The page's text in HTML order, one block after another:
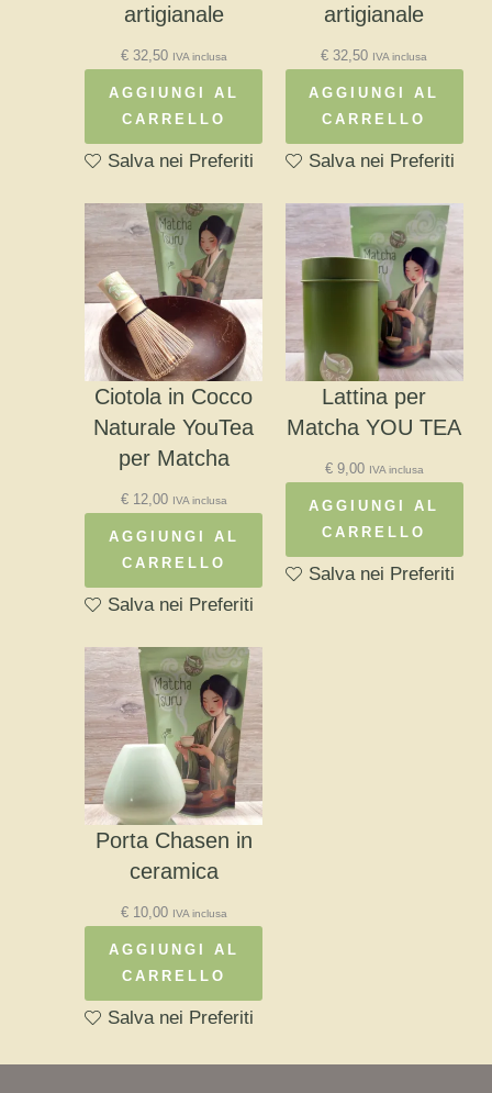
artigianale
€32,50 IVA inclusa
AGGIUNGI AL
CARRELLO
Salva nei Preferiti
artigianale
€ 32,50 IVA inclusa
AGGIUNGI AL
CARRELLO
Salva nei Preferiti
Ciotola in Cocco
Naturale YouTea
per Matcha
€12,00 IVA inclusa
AGGIUNGI AL
CARRELLO
Salva nei Preferiti
Lattina per
Matcha YOU TEA
€9,00 IVA inclusa
AGGIUNGI AL
CARRELLO
Salva nei Preferiti
Porta Chasen in
ceramica
€10,00 IVA inclusa
AGGIUNGI AL
CARRELLO
Salva nei Preferiti